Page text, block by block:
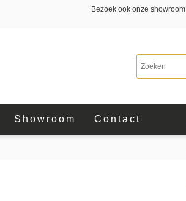
Bezoek ook onze showroom
Showroom Contact